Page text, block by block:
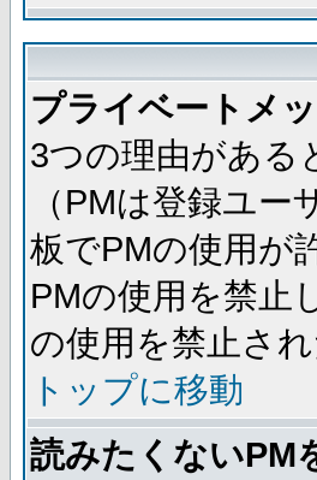
プライベートメ
3つの理由がある
（PMは登録ユ
板でPMの使用が
PMの使用を禁止
の使用を禁止さ
トップに移動
読みたくないPM